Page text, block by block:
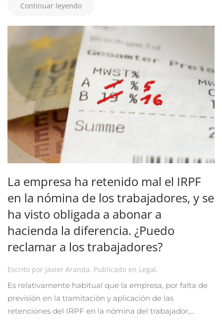
Continuar leyendo
La empresa ha retenido mal el IRPF
en la nómina de los trabajadores, y se
ha visto obligada a abonar a
hacienda la diferencia. ¿Puedo
reclamar a los trabajadores?
Escrito por Javier Aranda. Publicado en Legal.
Es relativamente habitual que la empresa, por falta de
previsión en la tramitación y aplicación de las
retenciones del IRPF en la nómina del trabajador,...